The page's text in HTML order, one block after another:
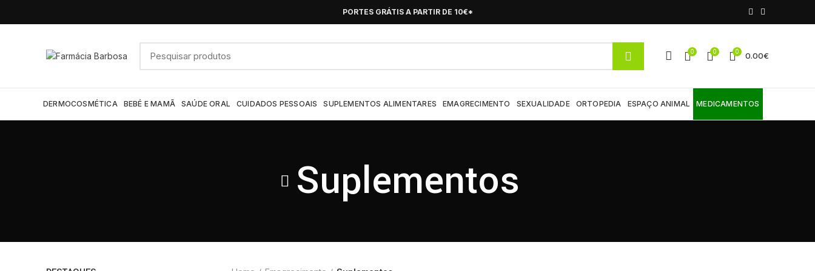
PORTES GRÁTIS A PARTIR DE 10€*
0 0 0 0.00€
DERMOCOSMÉTICA BEBÉ E MAMÃ SAÚDE ORAL CUIDADOS PESSOAIS SUPLEMENTOS ALIMENTARES EMAGRECIMENTO SEXUALIDADE ORTOPEDIA ESPAÇO ANIMAL MEDICAMENTOS
Suplementos